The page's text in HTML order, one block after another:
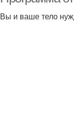
Вы и ваше тело